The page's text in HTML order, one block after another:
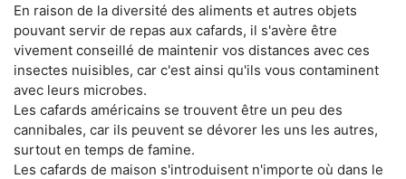
En raison de la diversité des aliments et autres objets
pouvant servir de repas aux cafards, il s'avère être
vivement conseillé de maintenir vos distances avec ces
insectes nuisibles, car c'est ainsi qu'ils vous contaminent
avec leurs microbes.
Les cafards américains se trouvent être un peu des
cannibales, car ils peuvent se dévorer les uns les autres,
surtout en temps de famine.
Les cafards de maison s'introduisent n'importe où dans le